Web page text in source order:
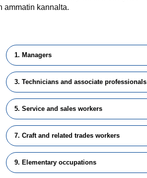
ammatin kannalta.
1. Managers
3. Technicians and associate professionals
5. Service and sales workers
7. Craft and related trades workers
9. Elementary occupations